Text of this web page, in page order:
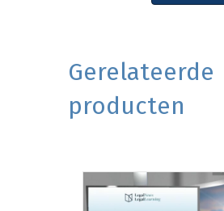
Gerelateerde
producten